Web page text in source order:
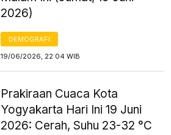
2026)
DEMOGRAFI
19/06/2026, 22:04 WIB
Prakiraan Cuaca Kota
Yogyakarta Hari Ini 19 Juni
2026: Cerah, Suhu 23-32 °C